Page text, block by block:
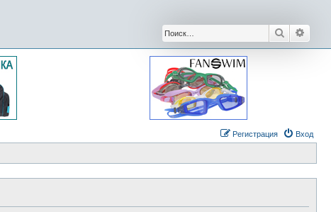
Поиск
Вход
Регистрация